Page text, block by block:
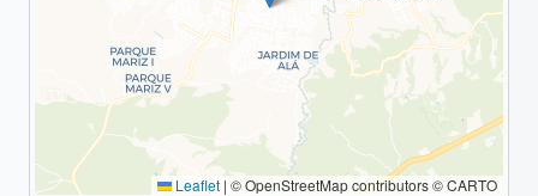
Leaflet | © OpenStreetMap contributors © CARTO